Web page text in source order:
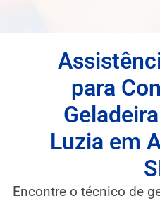
para
Luzia em
Encontre o técnico de